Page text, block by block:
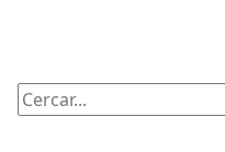
Cercar: